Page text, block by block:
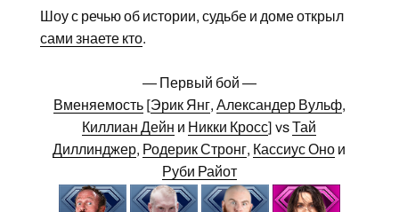
Шоу с речью об истории, судьбе и доме открыл
сами знаете кто.
— Первый бой —
Вменяемость[Эрик Янг, Александер Вульф,
Киллиан Дейн и Никки Кросс] vsТай
Диллинджер, Родерик Стронг, Кассиус Оно и
Руби Райот